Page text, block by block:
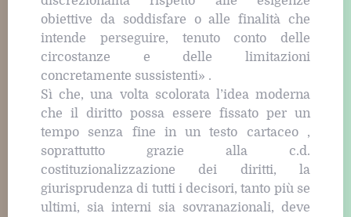
obiettive da soddisfare o alle finalità che
intende perseguire, tenuto conto delle
circostanze e delle limitazioni
concretamente sussistenti» .
Sì che, una volta scolorata l’idea moderna
che il diritto possa essere fissato per un
tempo senza fine in un testo cartaceo ,
soprattutto grazie alla c.d.
costituzionalizzazione dei diritti, la
giurisprudenza di tutti i decisori, tanto più se
ultimi, sia interni sia sovranazionali, deve